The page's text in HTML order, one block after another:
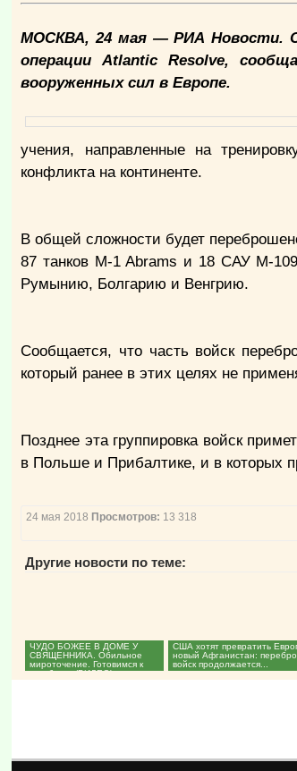
МОСКВА, 24 мая — РИА Новости.
операции Atlantic Resolve,
вооруженных сил в Европе.
учения, направленные на
конфликта на континенте.
В общей сложности будет
87 танков M-1 Abrams и 18 САУ M-
Румынию, Болгарию и Венгрию.
Сообщается, что часть войск
который ранее в этих целях не
Позднее эта группировка войск
в Польше и Прибалтике, и в которых
24 мая 2018 Просмотров: 13 318
Другие новости по теме:
ЧУДО БОЖЕЕ В ДОМЕ У
СВЯЩЕННИКА. Обильное
мироточение. Готовимся к
скорбям... (ВИДЕО)...
США хотят превратить
новый Афганистан:
войск продолжается...